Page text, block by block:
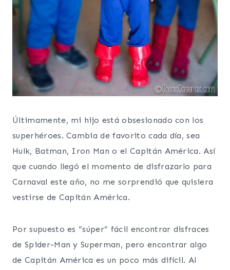
Últimamente, mi hijo está obsesionado con los
superhéroes. Cambia de favorito cada día, sea
Hulk, Batman, Iron Man o el Capitán América. Así
que cuando llegó el momento de disfrazarlo para
Carnaval este año, no me sorprendió que quisiera
vestirse de Capitán América.
Por supuesto es “súper” fácil encontrar disfraces
de Spider-Man y Superman, pero encontrar algo
de Capitán América es un poco más difícil. Al